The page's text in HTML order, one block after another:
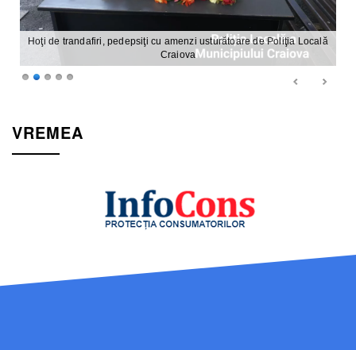
Hoţi de trandafiri, pedepsiţi cu amenzi usturătoare de Poliţia Locală
Craiova
VREMEA